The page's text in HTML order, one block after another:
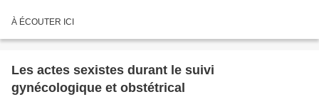
À ÉCOUTER ICI
Les actes sexistes durant le suivi
gynécologique et obstétrical